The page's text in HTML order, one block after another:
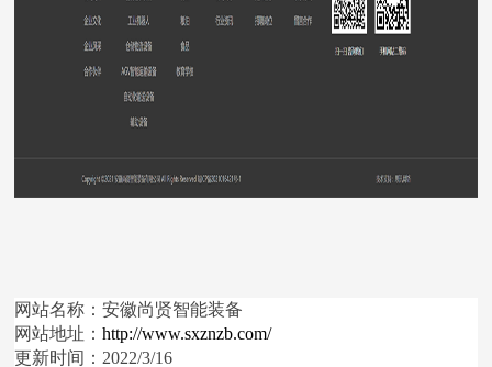
网站名称：安徽尚贤智能装备
网站地址：http://www.sxznzb.com/
更新时间：2022/3/16